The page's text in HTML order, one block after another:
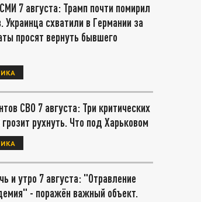
7 августа: Трамп почти помирил
Украинца схватили в Германии за
просят вернуть бывшего
СВО 7 августа: Три критических
рухнуть. Что под Харьковом
и утро 7 августа: "Отравление
- поражён важный объект.